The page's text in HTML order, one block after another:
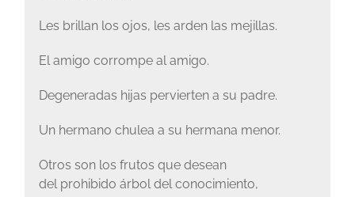
Les brillan los ojos, les arden las mejillas.
El amigo corrompe al amigo.
Degeneradas hijas pervierten a su padre.
Un hermano chulea a su hermana menor.
Otros son los frutos que desean
del prohibido árbol del conocimiento,